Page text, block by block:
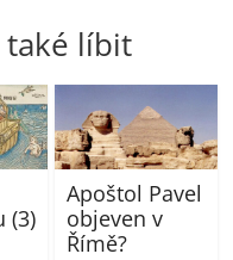
také líbit
(3)
Apoštol Pavel
objeven v
Římě?